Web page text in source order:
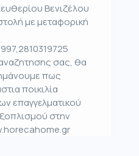
Βενιζέλου
με μεταφορική
σας, θα
πως
ποικιλία
επαγγελματικού
στην